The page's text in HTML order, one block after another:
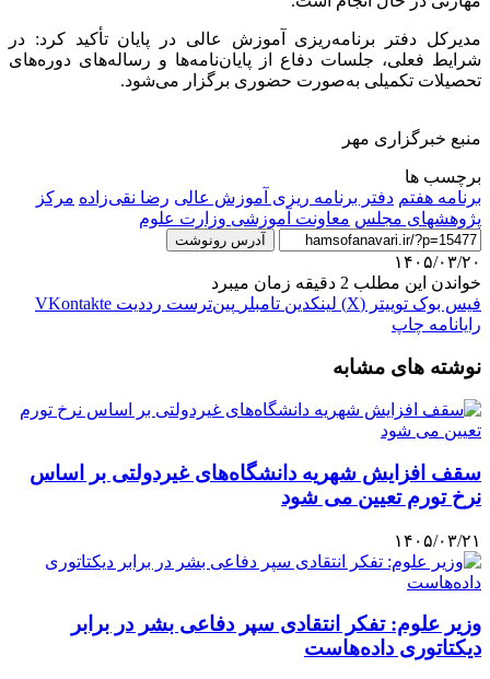
مدیرکل دفتر برنامه‌ریزی آموزش عالی در پایان تأکید کرد: در
شرایط فعلی، جلسات دفاع از پایان‌نامه‌ها و رساله‌های دوره‌های
تحصیلات تکمیلی به‌صورت حضوری برگزار می‌شود.
منبع خبرگزاری مهر
برچسب ها
برنامه هفتم دفتر برنامه ریزی آموزش عالی رضا نقی‌زاده مرکز
پژوهشهای مجلس معاونت آموزشی وزارت علوم
آدرس رونوشت
۱۴۰۵/۰۳/۲۰
خواندن این مطلب 2 دقیقه زمان میبرد
فیس بوک توییتر (X) لینکدین ‫تامبلر ‫پین‌ترست ‫رددیت ‫VKontakte
رایانامه چاپ
نوشته های مشابه
سقف افزایش شهریه دانشگاه‌های غیردولتی بر اساس
نرخ تورم تعیین می شود
۱۴۰۵/۰۳/۲۱
وزیر علوم: تفکر انتقادی سپر دفاعی بشر در برابر
دیکتاتوری داده‌هاست